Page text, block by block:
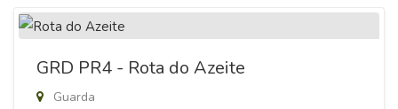
GRD PR4 - Rota do Azeite
Guarda